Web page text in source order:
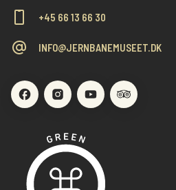
+45 66 13 66 30
INFO@JERNBANEMUSEET.DK